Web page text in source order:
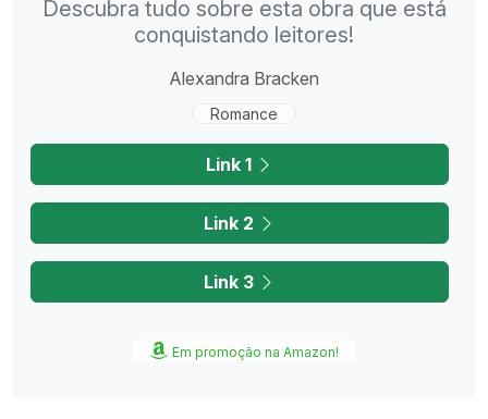
Descubra tudo sobre esta obra que está
conquistando leitores!
Alexandra Bracken
Romance
Link 1
Link 2
Link 3
Em promoção na Amazon!